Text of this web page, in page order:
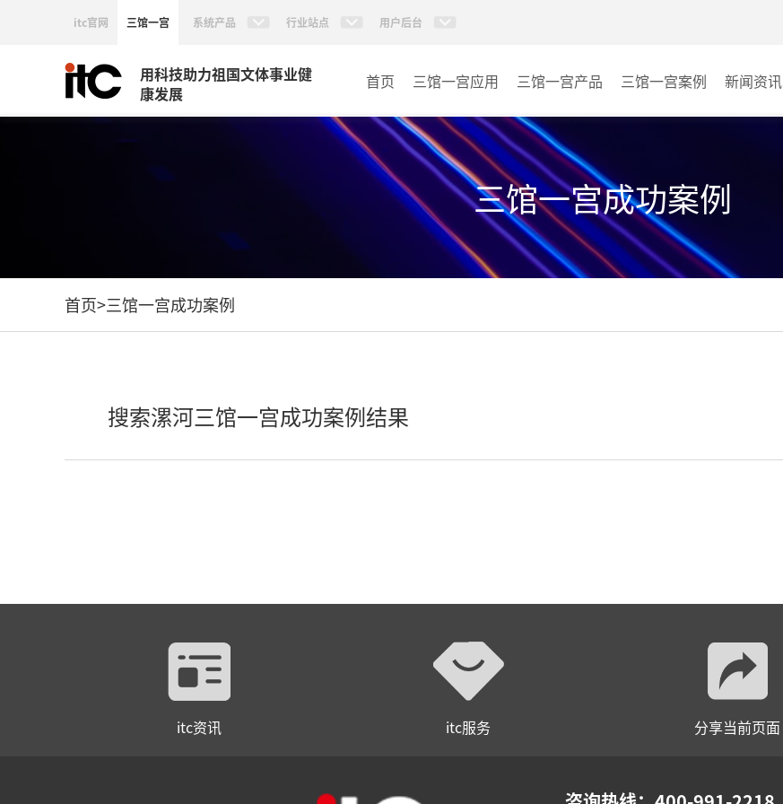
itc官网 三馆一宫 系统产品 行业站点 用户后台
用科技助力祖国文体事业健
康发展
首页 三馆一宫应用 三馆一宫产品
AI智慧视频会议系统
AI智慧会议平板
视频会议配件
AI智慧会议平板itchub
三馆一宫案例
博物馆
图书馆
青少年宫
新闻资讯
三馆一宫成功案例
首页>三馆一宫成功案例
搜索漯河三馆一宫成功案例结果
itc资讯 itc服务 分享当前页面